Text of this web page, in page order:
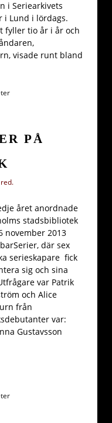
i Seriearkivets
i Lund i lördags.
fyller tio år i år och
visade runt bland
PÅ
red.
året anordnade
stadsbibliotek
november 2013
där sex
serieskapare fick
sig och sina
var Patrik
och Alice
från
var:
Gustavsson